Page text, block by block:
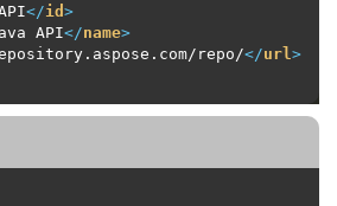
</id >
API</name>
repo/</url >